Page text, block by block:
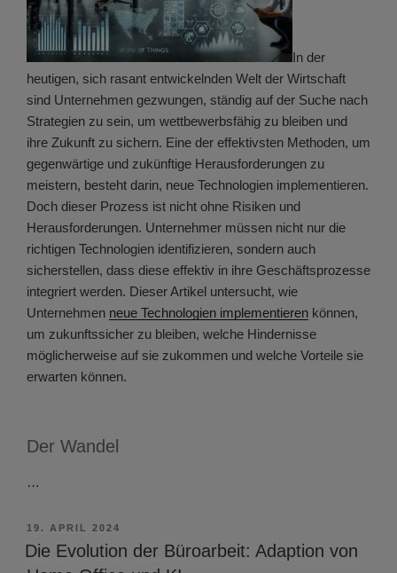
In der
heutigen, sich rasant entwickelnden Welt der Wirtschaft
sind Unternehmen gezwungen, ständig auf der Suche nach
Strategien zu sein, um wettbewerbsfähig zu bleiben und
ihre Zukunft zu sichern. Eine der effektivsten Methoden, um
gegenwärtige und zukünftige Herausforderungen zu
meistern, besteht darin, neue Technologien implementieren.
Doch dieser Prozess ist nicht ohne Risiken und
Herausforderungen. Unternehmer müssen nicht nur die
richtigen Technologien identifizieren, sondern auch
sicherstellen, dass diese effektiv in ihre Geschäftsprozesse
integriert werden. Dieser Artikel untersucht, wie
Unternehmen neue Technologien implementieren können,
um zukunftssicher zu bleiben, welche Hindernisse
möglicherweise auf sie zukommen und welche Vorteile sie
erwarten können.
Der Wandel
…
VERÖFFENTLICHT
AM
19. APRIL 2024
Die Evolution der Büroarbeit: Adaption von